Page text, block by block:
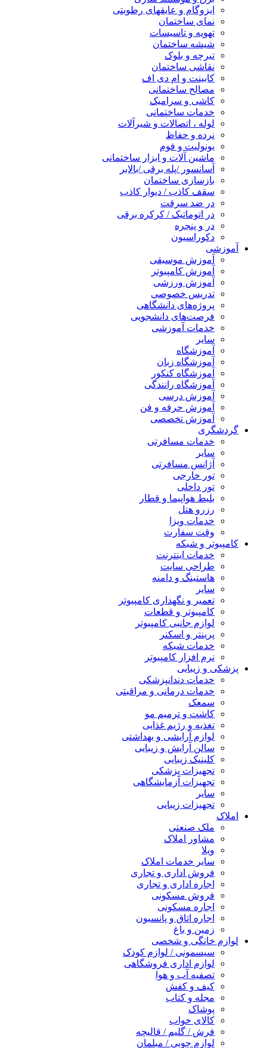
ایزوگام و عایقهای رطوبتی
نمای ساختمان
تهویه و تاسیسات
شیشه ساختمان
تیرچه و بلوک
نقاشی ساختمان
کابینت و ام دی اف
مصالح ساختمانی
کاشی و سرامیک
خدمات ساختمانی
لوله ، اتصالات و شیرآلات
نرده و حفاظ
یونولیت و فوم
ماشین آلات و ابزار ساختمانی
آسانسور /پله برقی /بالابر
بازسازی ساختمان
سقف کاذب / دیوار کاذب
در ضد سرقت
در اتوماتیک / کرکره برقی
در و پنجره
دکوراسیون
آموزشی
آموزش موسیقی
آموزش کامپیوتر
آموزش ورزشی
تدریس خصوصی
پروژه‌های دانشگاهی
فرصت‌های دانشجویی
خدمات آموزشی
سایر
آموزشگاه
آموزشگاه زبان
آموزشگاه کنکور
آموزشگاه رانندگی
آموزش درسی
آموزش حرفه و فن
آموزش تخصصی
گردشگری
خدمات مسافرتی
سایر
آژانس مسافرتی
تور خارجی
تور داخلی
بلیط هواپیما و قطار
رزرو هتل
خدمات ویزا
وقت سفارت
کامپیوتر و شبکه
خدمات اینترنت
طراحی سایت
هاستینگ و دامنه
سایر
تعمیر و نگهداری کامپیوتر
کامپیوتر و قطعات
لوازم جانبی کامپیوتر
پرینتر و اسکنر
خدمات شبکه
نرم افزار کامپیوتر
پزشکی و زیبایی
خدمات دندانپزشکی
خدمات درمانی و مراقبتی
سمعک
کاشت و ترمیم مو
تغذیه و رژیم غذایی
لوازم آرایشی و بهداشتی
سالن آرایش و زیبایی
کلینیک زیبایی
تجهیزات پزشکی
تجهیزات آزمایشگاهی
سایر
تجهیزات زیبایی
املاک
ملک صنعتی
مشاور املاک
ویلا
سایر خدمات املاک
فروش اداری و تجاری
اجاره اداری و تجاری
فروش مسکونی
اجاره مسکونی
اجاره اتاق و پانسیون
زمین و باغ
لوازم خانگی و شخصی
سیسمونی / لوازم کودک
لوازم اداری فروشگاهی
تصفیه آب و هوا
کیف و کفش
مجله و کتاب
پوشاک
کالای خواب
فرش / گلیم / قالیچه
لوازم چوبی / مبلمان